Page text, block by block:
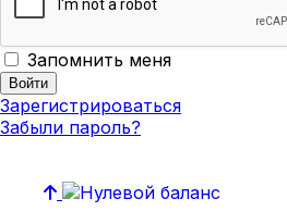
Запомнить меня
Зарегистрироваться
Забыли пароль?